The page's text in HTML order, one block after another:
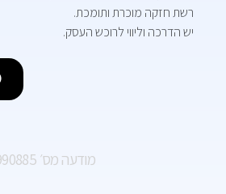
רשת חזקה מוכרת ותומכת.
יש הדרכה וליווי לרוכש העסק.
מודעה מס׳ 990885